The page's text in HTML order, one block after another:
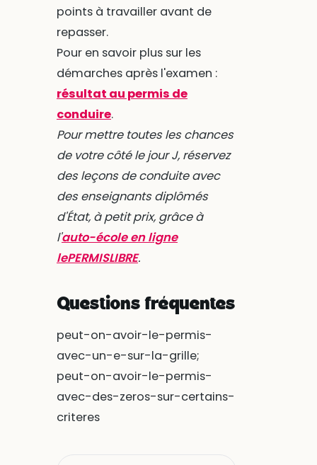
points à travailler avant de
repasser.
Pour en savoir plus sur les
démarches après l'examen :
résultat au permis de
conduire.
Pour mettre toutes les chances
de votre côté le jour J, réservez
des leçons de conduite avec
des enseignants diplômés
d'État, à petit prix, grâce à
l'auto-école en ligne
lePERMISLIBRE.
Questions fréquentes
peut-on-avoir-le-permis-
avec-un-e-sur-la-grille;
peut-on-avoir-le-permis-
avec-des-zeros-sur-certains-
criteres